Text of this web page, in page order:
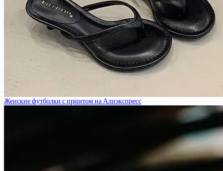
Женские футболки с принтом на Алиэкспресс